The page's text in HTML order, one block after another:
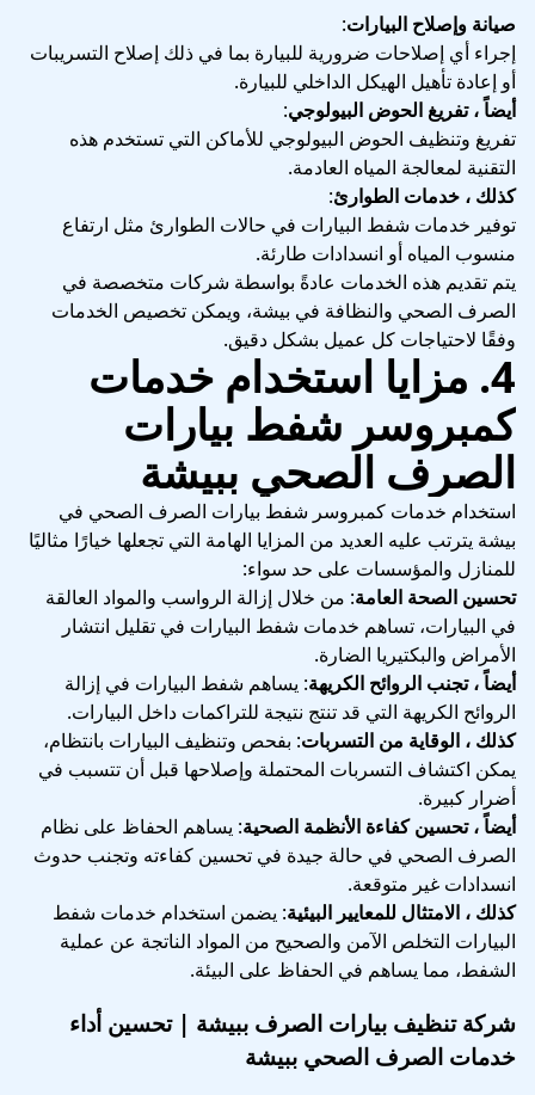
صيانة وإصلاح البيارات:
إجراء أي إصلاحات ضرورية للبيارة بما في ذلك إصلاح التسريبات
أو إعادة تأهيل الهيكل الداخلي للبيارة.
أيضاً ، تفريغ الحوض البيولوجي:
تفريغ وتنظيف الحوض البيولوجي للأماكن التي تستخدم هذه
التقنية لمعالجة المياه العادمة.
كذلك ، خدمات الطوارئ:
توفير خدمات شفط البيارات في حالات الطوارئ مثل ارتفاع
منسوب المياه أو انسدادات طارئة.
يتم تقديم هذه الخدمات عادةً بواسطة شركات متخصصة في
الصرف الصحي والنظافة في بيشة، ويمكن تخصيص الخدمات
وفقًا لاحتياجات كل عميل بشكل دقيق.
4. مزايا استخدام خدمات
كمبروسر شفط بيارات
الصرف الصحي ببيشة
استخدام خدمات كمبروسر شفط بيارات الصرف الصحي في
بيشة يترتب عليه العديد من المزايا الهامة التي تجعلها خيارًا مثاليًا
للمنازل والمؤسسات على حد سواء:
تحسين الصحة العامة: من خلال إزالة الرواسب والمواد العالقة
في البيارات، تساهم خدمات شفط البيارات في تقليل انتشار
الأمراض والبكتيريا الضارة.
أيضاً ، تجنب الروائح الكريهة: يساهم شفط البيارات في إزالة
الروائح الكريهة التي قد تنتج نتيجة للتراكمات داخل البيارات.
كذلك ، الوقاية من التسربات: بفحص وتنظيف البيارات بانتظام،
يمكن اكتشاف التسربات المحتملة وإصلاحها قبل أن تتسبب في
أضرار كبيرة.
أيضاً ، تحسين كفاءة الأنظمة الصحية: يساهم الحفاظ على نظام
الصرف الصحي في حالة جيدة في تحسين كفاءته وتجنب حدوث
انسدادات غير متوقعة.
كذلك ، الامتثال للمعايير البيئية: يضمن استخدام خدمات شفط
البيارات التخلص الآمن والصحيح من المواد الناتجة عن عملية
الشفط، مما يساهم في الحفاظ على البيئة.
شركة تنظيف بيارات الصرف ببيشة | تحسين أداء
خدمات الصرف الصحي ببيشة